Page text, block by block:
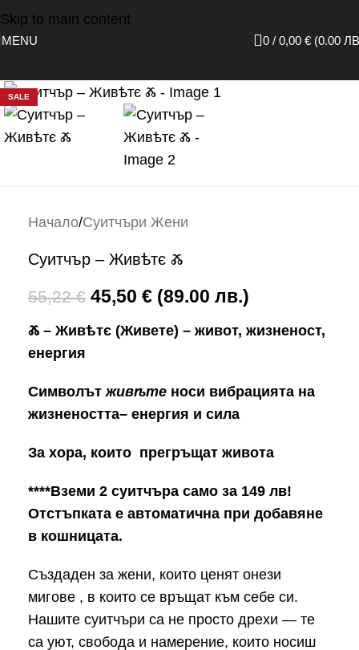
Skip to main content
MENU 0 / 0,00 € (0.00
SALE
Начало/Суитчъри Жени
Суитчър – Живѣтє Ⰶ
55,22€ 45,50 € (89.00 лв.)
Ⰶ – Живѣтє (Живете) – живот, жизненост,
енергия
Символътживѣте носи вибрацията на
жизнеността– енергия и сила
За хора, които прегръщат живота
****Вземи 2 суитчъра само за 149 лв!
Отстъпката e автоматичнa при добавяне
в кошницата.
Създаден за жени, които ценят онези
мигове , в които се връщат към себе си.
Нашите суитчъри са не просто дрехи — те
са уют, свобода и намерение, които носиш